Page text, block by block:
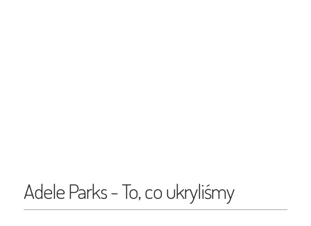
Adele Parks - To, co ukryliśmy